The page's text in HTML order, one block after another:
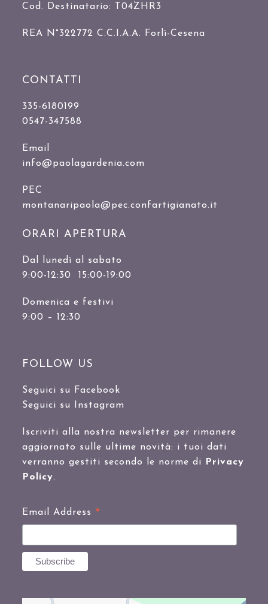
Cod. Destinatario: T04ZHR3
REA N°322772 C.C.I.A.A. Forlì-Cesena
CONTATTI
335-6180199
0547-347588
Email
info@paolagardenia.com
PEC
montanaripaola@pec.confartigianato.it
ORARI APERTURA
Dal lunedì al sabato
9:00-12:30 15:00-19:00
Domenica e festivi
9:00 – 12:30
FOLLOW US
Seguici su Facebook
Seguici su Instagram
Iscriviti alla nostra newsletter per rimanere
aggiornato sulle ultime novità: i tuoi dati
verranno gestiti secondo le norme di
Privacy
Policy.
Email Address *